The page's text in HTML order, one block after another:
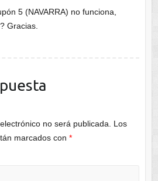
5 (NAVARRA) no funciona,
Gracias.
no será publicada.
Los
marcados con *